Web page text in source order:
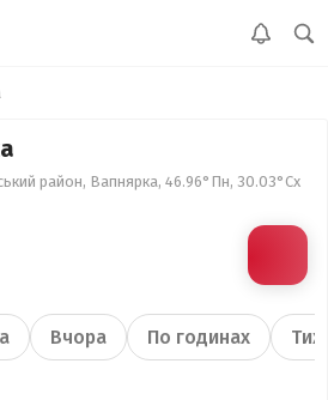
район, Вапнярка, 46.96°Пн, 30.03°Сх
Вчора По годинах